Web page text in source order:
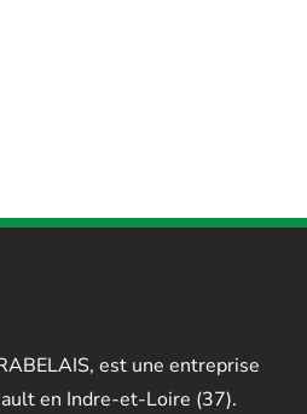
est une entreprise
en Indre-et-Loire (37).